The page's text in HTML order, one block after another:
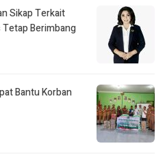
Sikap Terkait
Berimbang
Bantu Korban